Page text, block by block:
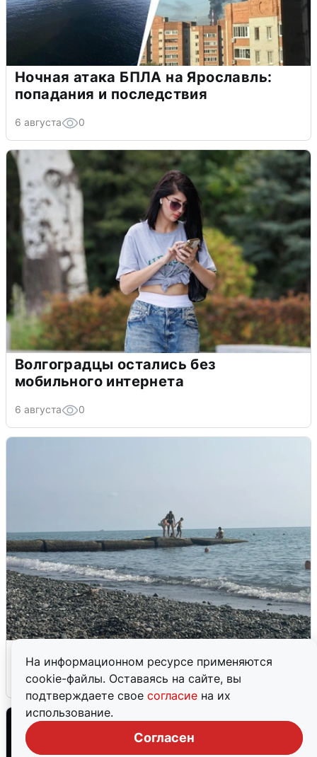
На информационном ресурсе применяются
cookie-файлы. Оставаясь на сайте, вы
подтверждаете свое согласие на их
использование.
Согласен
Ночная атака БПЛА на Ярославль:
попадания и последствия
6 августа 0
Волгоградцы остались без
мобильного интернета
6 августа 0
6 августа 0